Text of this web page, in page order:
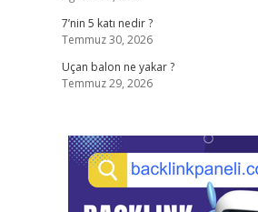
7’nin 5 katı nedir ?
Temmuz 30, 2026
Uçan balon ne yakar ?
Temmuz 29, 2026